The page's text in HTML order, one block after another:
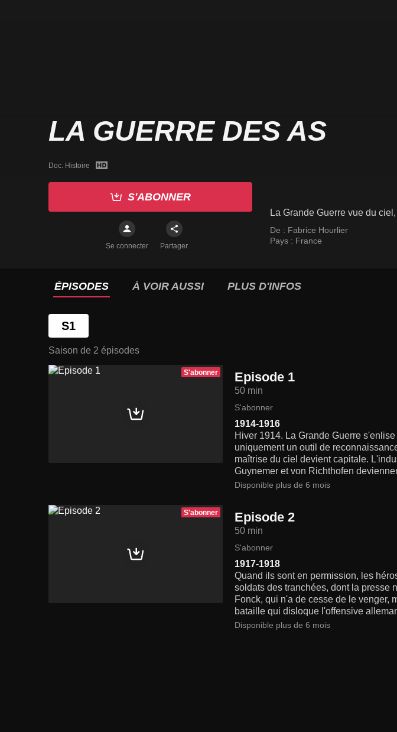
LA GUERRE DES AS
Doc. Histoire
S'ABONNER
Se connecter Partager
La Grande Guerre vue du
De : Fabrice Hourlier
Pays : France
ÉPISODES À VOIR AUSSI PLUS D'INFOS
S1
Saison de 2 épisodes
S'abonner Episode 1
50 min
S'abonner
1914-1916
Hiver 1914. La Grande Guerre
uniquement un outil de
maîtrise du ciel devient capitale.
Guynemer et von Richthofen
Disponible plus de 6 mois
S'abonner Episode 2
50 min
S'abonner
1917-1918
Quand ils sont en permission, les
soldats des tranchées, dont la presse
Fonck, qui n'a de cesse de le venger,
bataille qui disloque l'offensive
Disponible plus de 6 mois